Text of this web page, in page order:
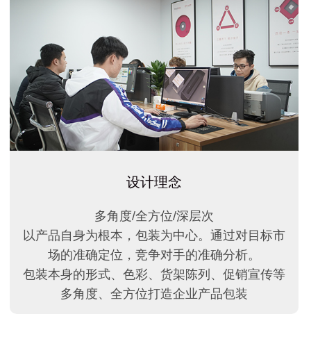
设计理念
多角度/全方位/深层次
以产品自身为根本，包装为中心。通过对目标市
场的准确定位，竞争对手的准确分析。
包装本身的形式、色彩、货架陈列、促销宣传等
多角度、全方位打造企业产品包装